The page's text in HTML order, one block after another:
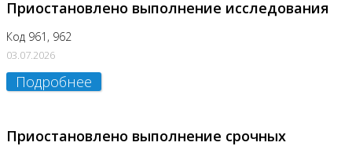
Приостановлено выполнение исследования
Код 961, 962
03.07.2026
Подробнее
Приостановлено выполнение срочных